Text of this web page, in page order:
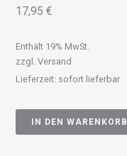
17,95€
Enthält 19% MwSt.
zzgl.Versand
Lieferzeit: sofort lieferbar
IN DEN WARENKORB